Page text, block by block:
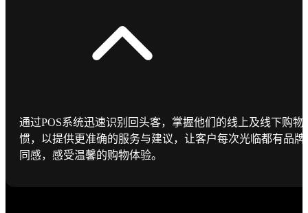
通过POS系统迅速识别回头客，掌握他们的线上及线下购物
惯，以提供更准确的服务与建议，让客户每次光临都有品牌
同感，感受温馨的购物体验。